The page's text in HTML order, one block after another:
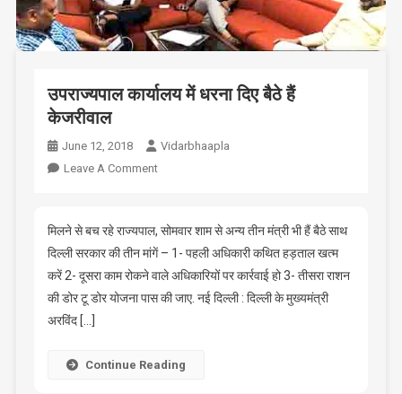
उपराज्यपाल कार्यालय में धरना दिए बैठे हैं
केजरीवाल
June 12, 2018
Vidarbhaapla
Leave A CommentOn
में
धरना
दिए
बैठे
मिलने से बच रहे राज्यपाल, सोमवार शाम से अन्य तीन मंत्री भी हैं बैठे साथ
दिल्‍ली सरकार की तीन मांगें – 1- पहली अधिकारी कथित हड़ताल खत्म
करें 2- दूसरा काम रोकने वाले अधिकारियों पर कार्रवाई हो 3- तीसरा राशन
की डोर टू डोर योजना पास की जाए. नई दिल्ली : दिल्‍ली के मुख्यमंत्री
अरविंद […]
Continue Reading